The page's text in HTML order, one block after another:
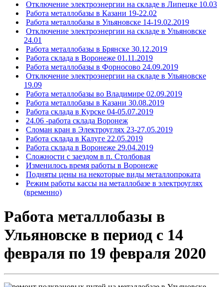
Отключение электроэнергии на складе в Липецке 10.03
Работа металлобазы в Казани 19-22.02
Работа металлобазы в Ульяновске 14-19.02.2019
Отключение электроэнергии на складе в Ульяновске
24.01
Работа металлобазы в Брянске 30.12.2019
Работа склада в Воронеже 01.11.2019
Работа металлобазы в Форносово 24.09.2019
Отключение электроэнергии на складе в Ульяновске
19.09
Работа металлобазы во Владимире 02.09.2019
Работа металлобазы в Казани 30.08.2019
Работа склада в Курске 04-05.07.2019
24.06 -работа склада Воронеж
Сломан кран в Электроуглях 23-27.05.2019
Работа склада в Калуге 22.05.2019
Работа склада в Воронеже 29.04.2019
Сложности с заездом в п. Столбовая
Изменилось время работы в Воронеже
Подняты цены на некоторые виды металлопроката
Режим работы кассы на металлобазе в электроуглях
(временно)
Работа металлобазы в
Ульяновске в период с 14
февраля по 19 февраля 2020